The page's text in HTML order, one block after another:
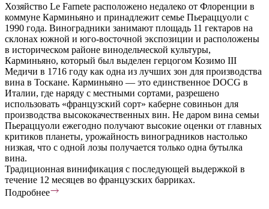
Хозяйство Le Farnete расположено недалеко от Флоренции в
коммуне Карминьяно и принадлежит семье Пьераццуоли с
1990 года. Виноградники занимают площадь 11 гектаров на
склонах южной и юго-восточной экспозиции и расположены
в историческом районе винодельческой культуры,
Карминьяно, который был выделен герцогом Козимо III
Медичи в 1716 году как одна из лучших зон для производства
вина в Тоскане. Карминьяно — это единственное DOCG в
Италии, где наряду с местными сортами, разрешено
использовать «французский сорт» каберне совиньон для
производства высококачественных вин. Не даром вина семьи
Пьераццуоли ежегодно получают высокие оценки от главных
критиков планеты, урожайность виноградников настолько
низкая, что с одной лозы получается только одна бутылка
вина.
Традиционная винификация с последующей выдержкой в
течение 12 месяцев во французских барриках.
Подробнее